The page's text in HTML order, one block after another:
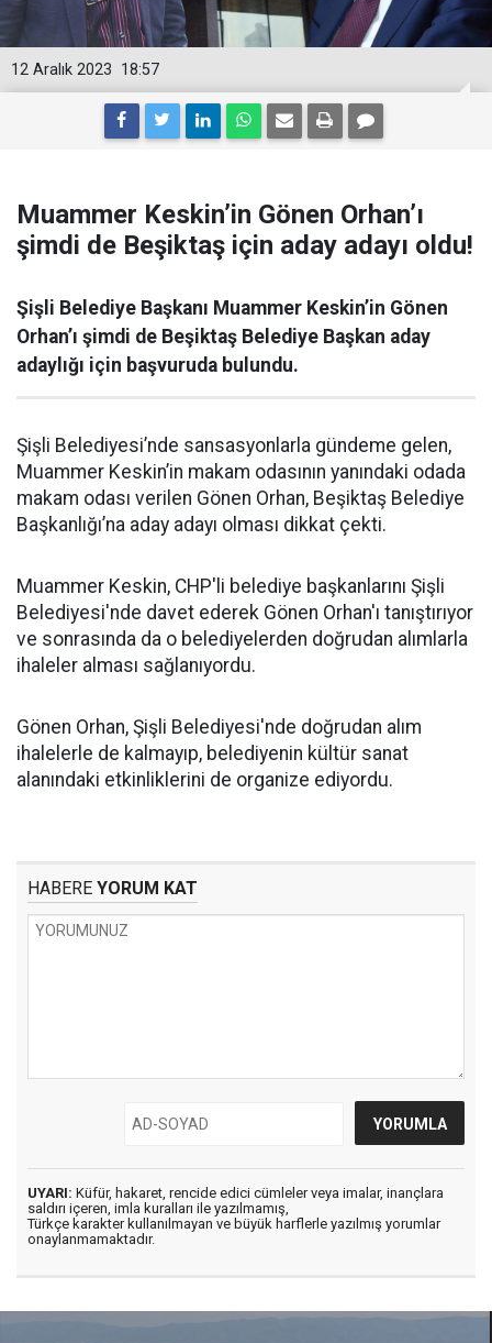
18:57
12 Aralık 2023
Muammer Keskin’in Gönen Orhan’ı
şimdi de Beşiktaş için aday adayı oldu!
Şişli Belediye Başkanı Muammer Keskin’in Gönen
Orhan’ı şimdi de Beşiktaş Belediye Başkan aday
adaylığı için başvuruda bulundu.
Şişli Belediyesi’nde sansasyonlarla gündeme gelen,
Muammer Keskin’in makam odasının yanındaki odada
makam odası verilen Gönen Orhan, Beşiktaş Belediye
Başkanlığı’na aday adayı olması dikkat çekti.
Muammer Keskin, CHP'li belediye başkanlarını Şişli
Belediyesi'nde davet ederek Gönen Orhan'ı tanıştırıyor
ve sonrasında da o belediyelerden doğrudan alımlarla
ihaleler alması sağlanıyordu.
Gönen Orhan, Şişli Belediyesi'nde doğrudan alım
ihalelerle de kalmayıp, belediyenin kültür sanat
alanındaki etkinliklerini de organize ediyordu.
HABERE YORUM KAT
UYARI: Küfür, hakaret, rencide edici cümleler veya imalar, inançlara
saldırı içeren, imla kuralları ile yazılmamış,
Türkçe karakter kullanılmayan ve büyük harflerle yazılmış yorumlar
onaylanmamaktadır.